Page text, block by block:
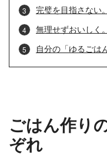
完璧を目指さない
無理せずおいしく
自分の「ゆるごは
ごはん作り
ぞれ